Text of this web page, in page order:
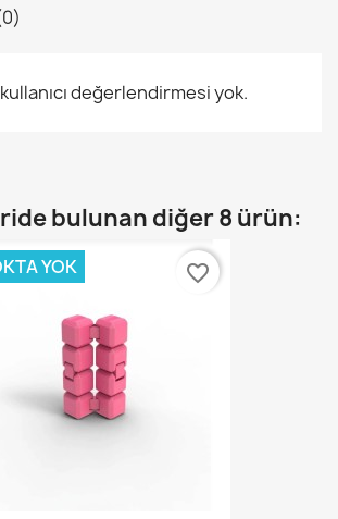
değerlendirmesi yok.
bulunan diğer 8 ürün:
YOK favorite_border